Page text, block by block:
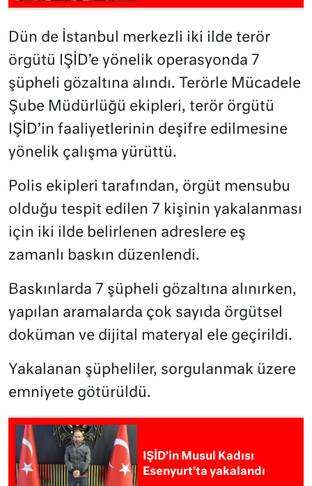
Dün de İstanbul merkezli iki ilde terör
örgütü IŞİD’e yönelik operasyonda 7
şüpheli gözaltına alındı. Terörle Mücadele
Şube Müdürlüğü ekipleri, terör örgütü
IŞİD’in faaliyetlerinin deşifre edilmesine
yönelik çalışma yürüttü.
Polis ekipleri tarafından, örgüt mensubu
olduğu tespit edilen 7 kişinin yakalanması
için iki ilde belirlenen adreslere eş
zamanlı baskın düzenlendi.
Baskınlarda 7 şüpheli gözaltına alınırken,
yapılan aramalarda çok sayıda örgütsel
doküman ve dijital materyal ele geçirildi.
Yakalanan şüpheliler, sorgulanmak üzere
emniyete götürüldü.
IŞİD’in Musul Kadısı
Esenyurt’ta yakalandı